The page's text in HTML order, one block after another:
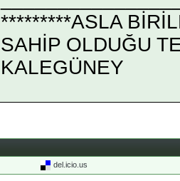
*********ASLA
SAHİP OLDUĞU
KALEGÜNEY
del.icio.us